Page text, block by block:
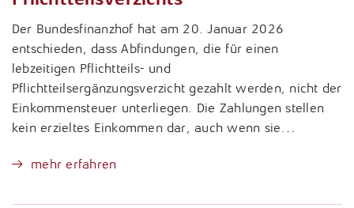
Der Bundesfinanzhof hat am 20. Januar 2026
entschieden, dass Abfindungen, die für einen
lebzeitigen Pflichtteils- und
Pflichtteilsergänzungsverzicht gezahlt werden, nicht der
Einkommensteuer unterliegen. Die Zahlungen stellen
kein erzieltes Einkommen dar, auch wenn sie…
mehr erfahren